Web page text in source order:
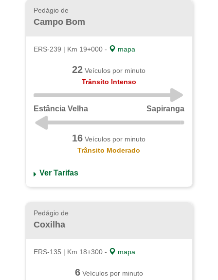
Pedágio de
Campo Bom
ERS-239 | Km 19+000 - mapa
22 Veículos por minuto
Trânsito Intenso
Estância Velha Sapiranga
16 Veículos por minuto
Trânsito Moderado
Ver Tarifas
Pedágio de
Coxilha
ERS-135 | Km 18+300 - mapa
6Veículos por minuto